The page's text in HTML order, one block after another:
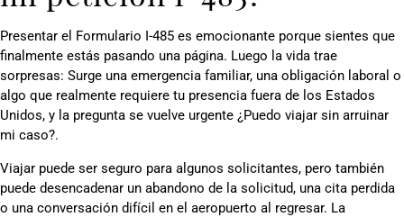
Presentar el Formulario I-485 es emocionante porque sientes que
finalmente estás pasando una página. Luego la vida trae
sorpresas: Surge una emergencia familiar, una obligación laboral o
algo que realmente requiere tu presencia fuera de los Estados
Unidos, y la pregunta se vuelve urgente ¿Puedo viajar sin arruinar
mi caso?.
Viajar puede ser seguro para algunos solicitantes, pero también
puede desencadenar un abandono de la solicitud, una cita perdida
o una conversación difícil en el aeropuerto al regresar. La